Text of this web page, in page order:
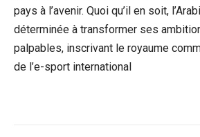
pays à l’avenir. Quoi qu’il en soit,
déterminée à transformer ses
palpables, inscrivant le royaume
de l’e-sport international